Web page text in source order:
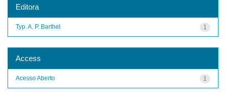
Editora
1
Typ. A. P. Barthel
Access
1
Acesso Aberto